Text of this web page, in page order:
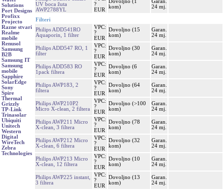
Solutions
Port Designs
Profixx
Projecto
Razne stvari
Realme
mobile
Renusol
Samsung
B2B
Samsung IT
Samsung
mobile
Sapphire
SolarEdge
Sony
Spire
Thermal
Grizzly
TP-Link
Trinasolar
Ubiquiti
Unitech
Western
Digital
WireTech
Zebra
Technologies
UV boca žuta
AWP2788YL
?
EUR
kom)
24 mj.
Filteri
Philips ADD541RO
Aquaporin, 1 filter
VPC:
?
EUR
Dovoljno (15
kom)
Garan.
24 mj.
Philips ADD547 RO, 1
filter
VPC:
?
EUR
Dovoljno (30
kom)
Garan.
24 mj.
Philips ADD583 RO
1pack filtera
VPC:
?
EUR
Dovoljno (6
kom)
Garan.
24 mj.
Philips AWP183, 2
filtera
VPC:
?
EUR
Dovoljno (64
kom)
Garan.
24 mj.
Philips AWP210P2
Micro X-clean, 2 filtera
VPC:
?
EUR
Dovoljno (>100
kom)
Garan.
24 mj.
Philips AWP211 Micro
X-clean, 3 filtera
VPC:
?
EUR
Dovoljno (78
kom)
Garan.
24 mj.
Philips AWP212 Micro
X-clean, 6 filtera
VPC:
?
EUR
Dovoljno (32
kom)
Garan.
24 mj.
Philips AWP213 Micro
X-clean, 12 filtera
VPC:
?
EUR
Dovoljno (10
kom)
Garan.
24 mj.
Philips AWP225 instant,
3 filtera
VPC:
?
EUR
Dovoljno (13
kom)
Garan.
24 mj.